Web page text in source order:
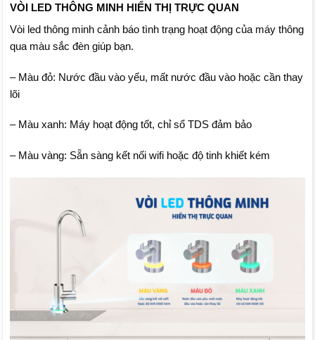
VÒI LED THÔNG MINH HIỂN THỊ TRỰC QUAN
Vòi led thông minh cảnh báo tình trạng hoạt động của máy thông
qua màu sắc đèn giúp bạn.
– Màu đỏ: Nước đầu vào yếu, mất nước đầu vào hoặc cần thay
lõi
– Màu xanh: Máy hoạt động tốt, chỉ sổ TDS đảm bảo
– Màu vàng: Sẵn sàng kết nối wifi hoặc độ tinh khiết kém